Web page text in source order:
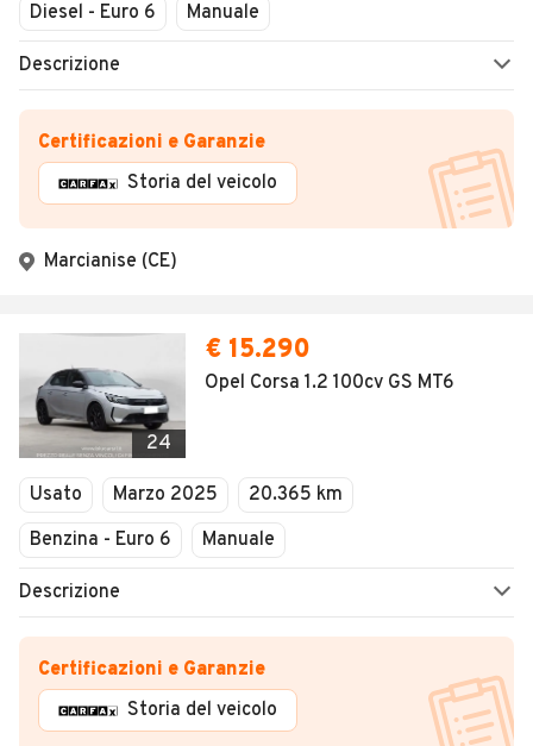
Diesel - Euro 6
Manuale
Descrizione
Certificazioni e Garanzie
Storia del veicolo
Marcianise (CE)
24
€ 15.290
Opel Corsa 1.2 100cv GS MT6
Usato Marzo 2025
20.365 km
Benzina - Euro 6
Manuale
Descrizione
Certificazioni e Garanzie
Storia del veicolo